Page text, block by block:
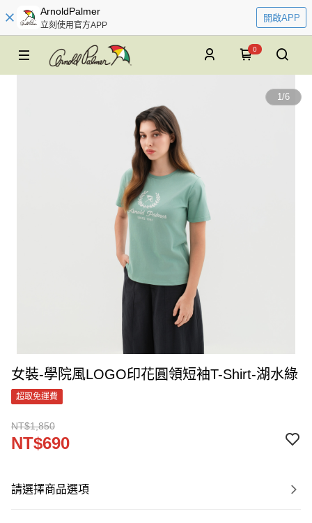
ArnoldPalmer
立刻使用官方APP
開啟APP
0
1/6
女裝-學院風LOGO印花圓領短袖T-Shirt-湖水綠
超取免運費
NT$1,850
NT$690
請選擇商品選項